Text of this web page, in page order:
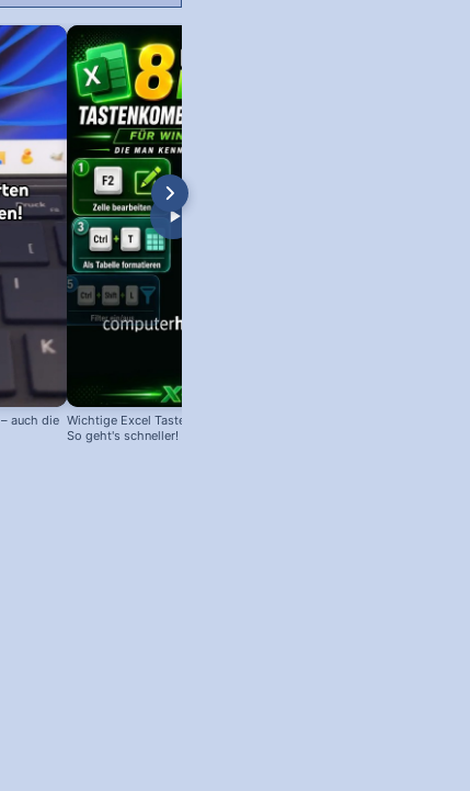
auch die Wichtige Excel Tastenkombinationen:
So geht's schneller!